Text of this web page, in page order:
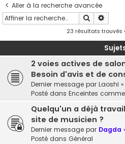
Aller à la recherche avancée
Rechercher
23 résultats trouvés
2 voies actives de
Besoin d'avis et de
Dernier message par Laoshi «
Posté dans Enceintes
Quelqu'un a déjà
site de musicien ?
Dernier message par Dagda
Posté dans Général